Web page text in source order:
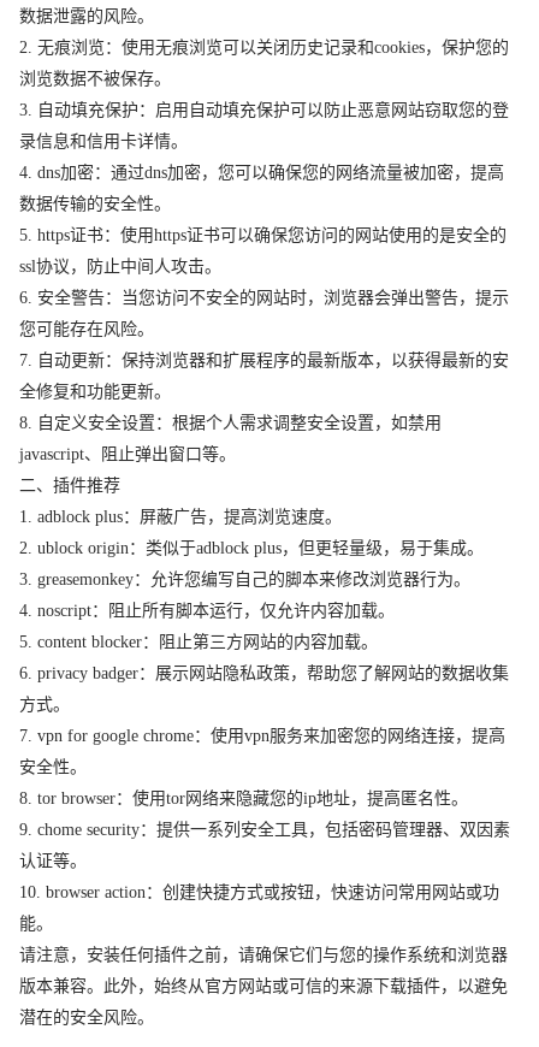
数据泄露的风险。
2. 无痕浏览：使用无痕浏览可以关闭历史记录和cookies，保护您的
浏览数据不被保存。
3. 自动填充保护：启用自动填充保护可以防止恶意网站窃取您的登
录信息和信用卡详情。
4. dns加密：通过dns加密，您可以确保您的网络流量被加密，提高
数据传输的安全性。
5. https证书：使用https证书可以确保您访问的网站使用的是安全的
ssl协议，防止中间人攻击。
6. 安全警告：当您访问不安全的网站时，浏览器会弹出警告，提示
您可能存在风险。
7. 自动更新：保持浏览器和扩展程序的最新版本，以获得最新的安
全修复和功能更新。
8. 自定义安全设置：根据个人需求调整安全设置，如禁用
javascript、阻止弹出窗口等。
二、插件推荐
1. adblock plus：屏蔽广告，提高浏览速度。
2. ublock origin：类似于adblock plus，但更轻量级，易于集成。
3. greasemonkey：允许您编写自己的脚本来修改浏览器行为。
4. noscript：阻止所有脚本运行，仅允许内容加载。
5. content blocker：阻止第三方网站的内容加载。
6. privacy badger：展示网站隐私政策，帮助您了解网站的数据收集
方式。
7. vpn for google chrome：使用vpn服务来加密您的网络连接，提高
安全性。
8. tor browser：使用tor网络来隐藏您的ip地址，提高匿名性。
9. chome security：提供一系列安全工具，包括密码管理器、双因素
认证等。
10. browser action：创建快捷方式或按钮，快速访问常用网站或功
能。
请注意，安装任何插件之前，请确保它们与您的操作系统和浏览器
版本兼容。此外，始终从官方网站或可信的来源下载插件，以避免
潜在的安全风险。